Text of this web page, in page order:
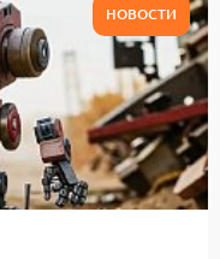
НОВОСТИ